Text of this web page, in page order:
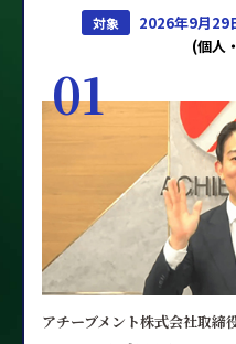
対象 2026年9月29
(個人
01
アチーブメント株式会社取締